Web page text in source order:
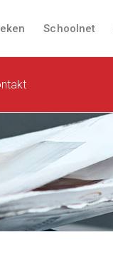
Schoolnet